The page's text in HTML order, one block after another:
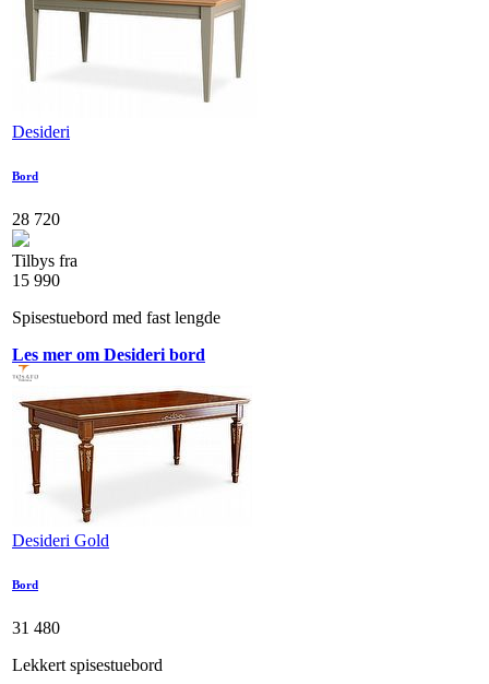
Desideri
Bord
28 720
Tilbys fra
15 990
Spisestuebord med fast lengde
Les mer om Desideri bord
Desideri Gold
Bord
31 480
Lekkert spisestuebord